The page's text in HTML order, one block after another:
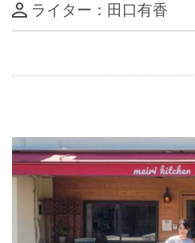
ライター：田口有香